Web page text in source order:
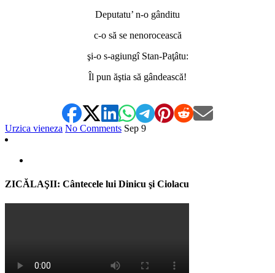
Deputatu’ n-o gânditu
c-o să se nenorocească
şi-o s-agiungî Stan-Paţâtu:
Îl pun ăştia să gândească!
Urzica vieneza No Comments Sep 9
ZICĂLAŞII: Cântecele lui Dinicu şi Ciolacu